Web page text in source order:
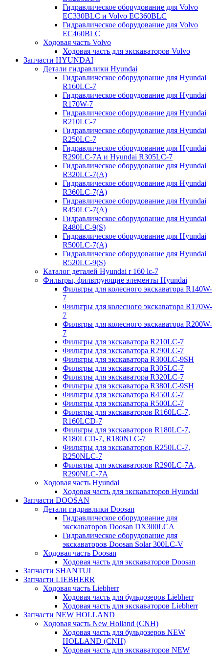
Гидравлическое оборудование для Volvo
EC330BLC и Volvo EC360BLC
Гидравлическое оборудование для Volvo
EC460BLC
Ходовая часть Volvo
Ходовая часть для экскаваторов Volvo
Запчасти HYUNDAI
Детали гидравлики Hyundai
Гидравлическое оборудование для Hyundai
R160LC-7
Гидравлическое оборудование для Hyundai
R170W-7
Гидравлическое оборудование для Hyundai
R210LC-7
Гидравлическое оборудование для Hyundai
R250LC-7
Гидравлическое оборудование для Hyundai
R290LC-7A и Hyundai R305LC-7
Гидравлическое оборудование для Hyundai
R320LC-7(A)
Гидравлическое оборудование для Hyundai
R360LC-7(A)
Гидравлическое оборудование для Hyundai
R450LC-7(A)
Гидравлическое оборудование для Hyundai
R480LC-9(S)
Гидравлическое оборудование для Hyundai
R500LC-7(A)
Гидравлическое оборудование для Hyundai
R520LC-9(S)
Каталог деталей Hyundai r 160 lc-7
Фильтры, фильтрующие элементы Hyundai
Фильтры для колесного экскаватора R140W-
7
Фильтры для колесного экскаватора R170W-
7
Фильтры для колесного экскаватора R200W-
7
Фильтры для экскаватора R210LC-7
Фильтры для экскаватора R290LC-7
Фильтры для экскаватора R300LC-9SH
Фильтры для экскаватора R305LC-7
Фильтры для экскаватора R320LC-7
Фильтры для экскаватора R380LC-9SH
Фильтры для экскаватора R450LC-7
Фильтры для экскаватора R500LC-7
Фильтры для экскаваторов R160LC-7,
R160LCD-7
Фильтры для экскаваторов R180LC-7,
R180LCD-7, R180NLC-7
Фильтры для экскаваторов R250LC-7,
R250NLC-7
Фильтры для экскаваторов R290LC-7A,
R290NLC-7A
Ходовая часть Hyundai
Ходовая часть для экскаваторов Hyundai
Запчасти DOOSAN
Детали гидравлики Doosan
Гидравлическое оборудование для
экскаваторов Doosan DX300LCA
Гидравлическое оборудование для
экскаваторов Doosan Solar 300LC-V
Ходовая часть Doosan
Ходовая часть для экскаваторов Doosan
Запчасти SHANTUI
Запчасти LIEBHERR
Ходовая часть Liebherr
Ходовая часть для бульдозеров Liebherr
Ходовая часть для экскаваторов Liebherr
Запчасти NEW HOLLAND
Ходовая часть New Holland (CNH)
Ходовая часть для бульдозеров NEW
HOLLAND (CNH)
Ходовая часть для экскаваторов NEW